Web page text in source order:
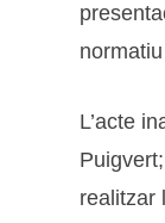
L’acte
realitzar